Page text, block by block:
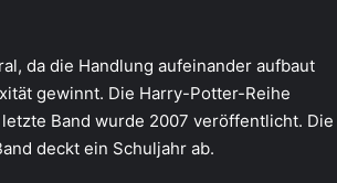
da die Handlung aufeinander aufbaut
gewinnt. Die Harry-Potter-Reihe
Band wurde 2007 veröffentlicht. Die
deckt ein Schuljahr ab.